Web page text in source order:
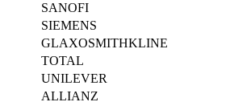
SANOFI
SIEMENS
GLAXOSMITHKLINE
TOTAL
UNILEVER
ALLIANZ